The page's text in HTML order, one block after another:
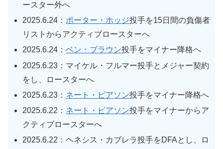
ースター外へ
2025.6.24： ポーター・ホッジ投手を15日間の負傷者
リストからアクティブロースターへ
2025.6.24：ベン・ブラウン投手をマイナー降格へ
2025.6.23：マイケル・フルマー投手とメジャー契約
をし、ロースターへ
2025.6.23： ネート・ピアソン投手をマイナー降格へ
2025.6.22： ネート・ピアソン投手をマイナーからア
クティブロースターへ
2025.6.22：ヘネシス・カブレラ投手をDFAとし、ロ